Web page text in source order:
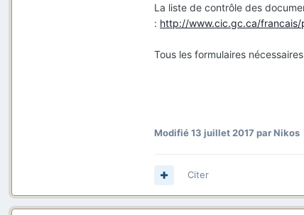
La liste de contrôle des
: http://www.cic.gc.ca/
Tous les formulaires
Modifié13 juillet 2017 par Nikos
Citer